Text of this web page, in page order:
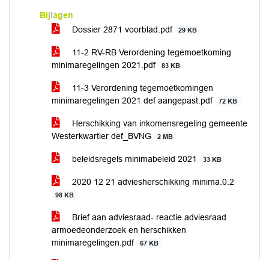
Bijlagen
Dossier 2871 voorblad.pdf
29 KB
11-2 RV-RB Verordening tegemoetkoming
minimaregelingen 2021.pdf
83 KB
11-3 Verordening tegemoetkomingen
minimaregelingen 2021 def aangepast.pdf
72 KB
Herschikking van inkomensregeling gemeente
Westerkwartier def_BVNG
2 MB
beleidsregels minimabeleid 2021 33 KB
2020 12 21 adviesherschikking minima.0.2
98 KB
Brief aan adviesraad- reactie adviesraad
armoedeonderzoek en herschikken
minimaregelingen.pdf
67 KB